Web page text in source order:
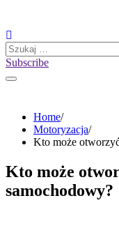
content
Szukaj:
Subscribe
Home
Motoryzacja
Kto może
Kto może
samochodowy?